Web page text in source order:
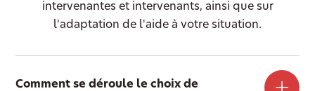
intervenantes et intervenants, ainsi que sur
l'adaptation de l'aide à votre situation.
Comment se déroule le choix de